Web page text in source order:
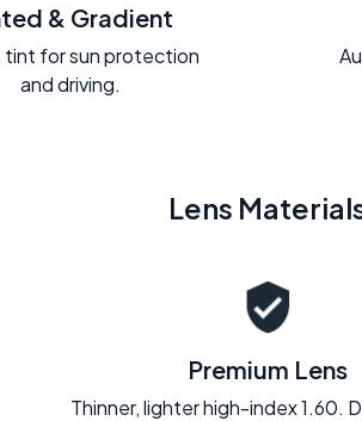
& Gradient
tint for sun protection
and driving.
Lens
Premium Lens
Thinner, lighter high-index 1.60.